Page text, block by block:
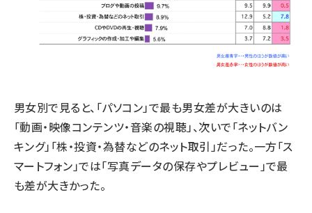
男女別で見ると、「パソコン」で最も男女差が大きいのは
「動画・映像コンテンツ・音楽の視聴」、次いで「ネットバン
キング」「株・投資・為替などのネット取引」だった。一方「ス
マートフォン」では「写真データの保存やプレビュー」で最
も差が大きかった。